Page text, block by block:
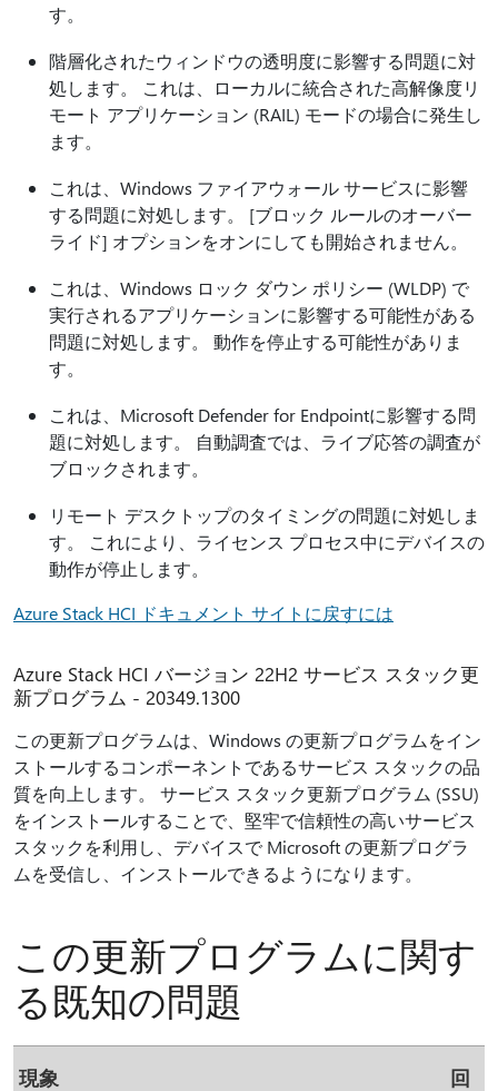
す。
階層化されたウィンドウの透明度に影響する問題に対
処します。 これは、ローカルに統合された高解像度リ
モート アプリケーション (RAIL) モードの場合に発生し
ます。
これは、Windows ファイアウォール サービスに影響
する問題に対処します。 [ブロック ルールのオーバー
ライド] オプションをオンにしても開始されません。
これは、Windows ロック ダウン ポリシー (WLDP) で
実行されるアプリケーションに影響する可能性がある
問題に対処します。 動作を停止する可能性がありま
す。
これは、Microsoft Defender for Endpointに影響する問
題に対処します。 自動調査では、ライブ応答の調査が
ブロックされます。
リモート デスクトップのタイミングの問題に対処しま
す。 これにより、ライセンス プロセス中にデバイスの
動作が停止します。
Azure Stack HCI ドキュメント サイトに戻すには
Azure Stack HCI バージョン 22H2 サービス スタック更
新プログラム - 20349.1300
この更新プログラムは、Windows の更新プログラムをイン
ストールするコンポーネントであるサービス スタックの品
質を向上します。 サービス スタック更新プログラム (SSU)
をインストールすることで、堅牢で信頼性の高いサービス
スタックを利用し、デバイスで Microsoft の更新プログラ
ムを受信し、インストールできるようになります。
この更新プログラムに関す
る既知の問題
現象 回